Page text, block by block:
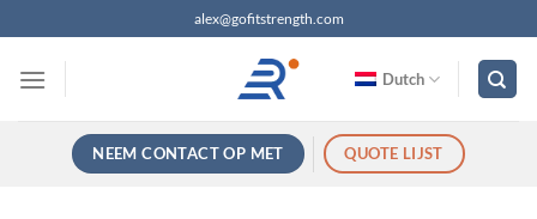
naar
inhoud
alex@gofitstrength.com
Dutch
NEEM CONTACT OP MET QUOTE LIJST